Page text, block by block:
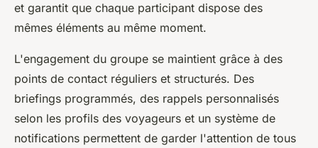
et garantit que chaque participant dispose des
mêmes éléments au même moment.
L'engagement du groupe se maintient grâce à des
points de contact réguliers et structurés. Des
briefings programmés, des rappels personnalisés
selon les profils des voyageurs et un système de
notifications permettent de garder l'attention de tous